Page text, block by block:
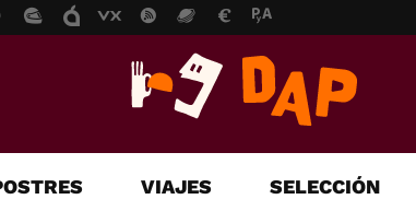
VIAJES SELECCIÓN